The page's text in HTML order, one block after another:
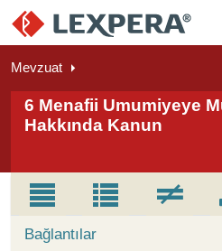
Mevzuat
6 Menafii Umumiyeye
Hakkında Kanun
Bağlantılar